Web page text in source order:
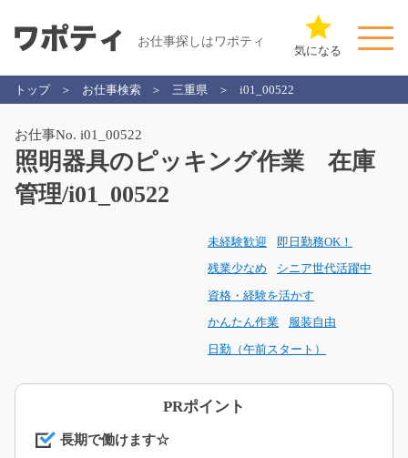
お仕事探しはワポティ
気になる
トップ お仕事検索 三重県 i01_00522
お仕事No. i01_00522
照明器具のピッキング作業 在庫
管理/i01_00522
未経験歓迎 即日勤務OK！
残業少なめ シニア世代活躍中
資格・経験を活かす
かんたん作業 服装自由
日勤（午前スタート）
PRポイント
長期で働けます☆